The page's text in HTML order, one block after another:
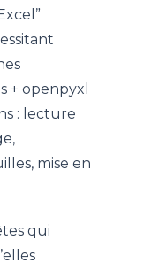
+ openpyxl
: lecture
mise en
qui